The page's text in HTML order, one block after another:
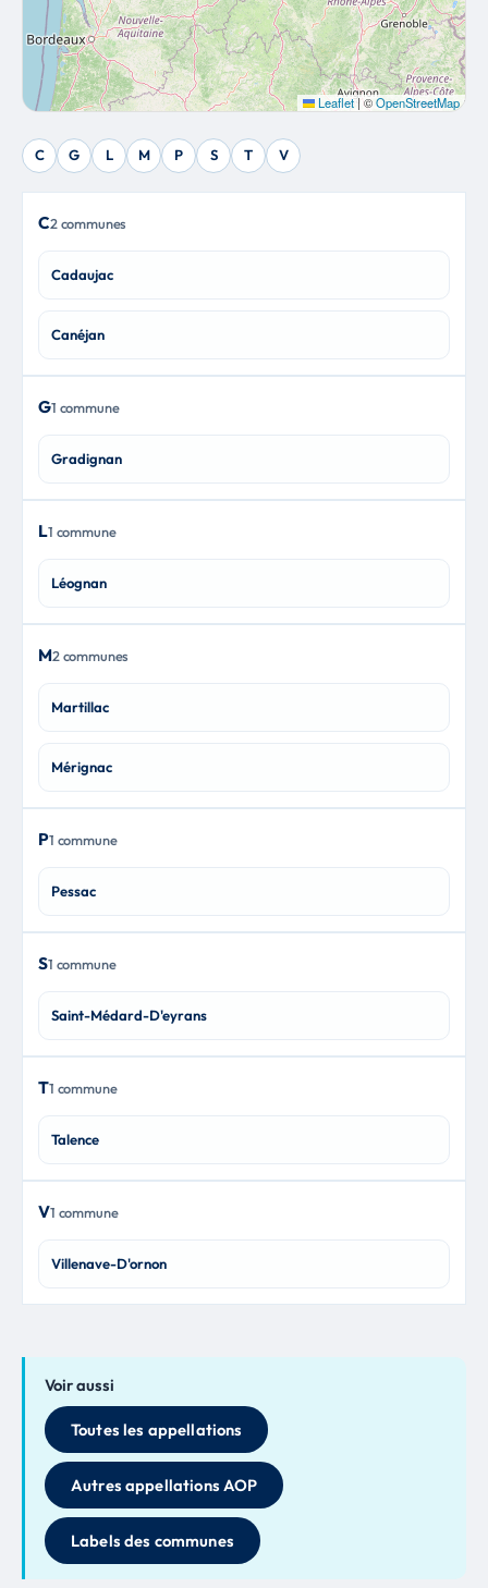
Leaflet| ©OpenStreetMap
C G L M P S T V
C2 communes
Cadaujac
Canéjan
G1 commune
Gradignan
L1 commune
Léognan
M2 communes
Martillac
Mérignac
P1 commune
Pessac
S1 commune
Saint-Médard-D'eyrans
T1 commune
Talence
V1 commune
Villenave-D'ornon
Voir aussi
Toutes les appellations
Autres appellations AOP
Labels des communes